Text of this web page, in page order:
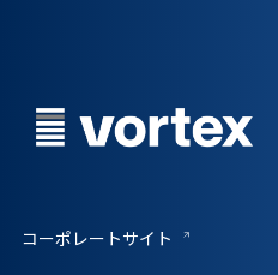
コーポレートサイト